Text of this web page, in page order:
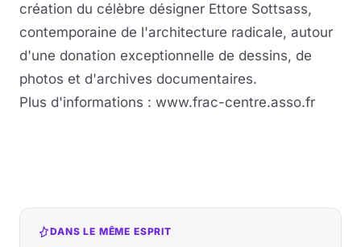
création du célèbre désigner Ettore Sottsass,
contemporaine de l'architecture radicale, autour
d'une donation exceptionnelle de dessins, de
photos et d'archives documentaires.
Plus d'informations : www.frac-centre.asso.fr
DANS LE MÊME ESPRIT